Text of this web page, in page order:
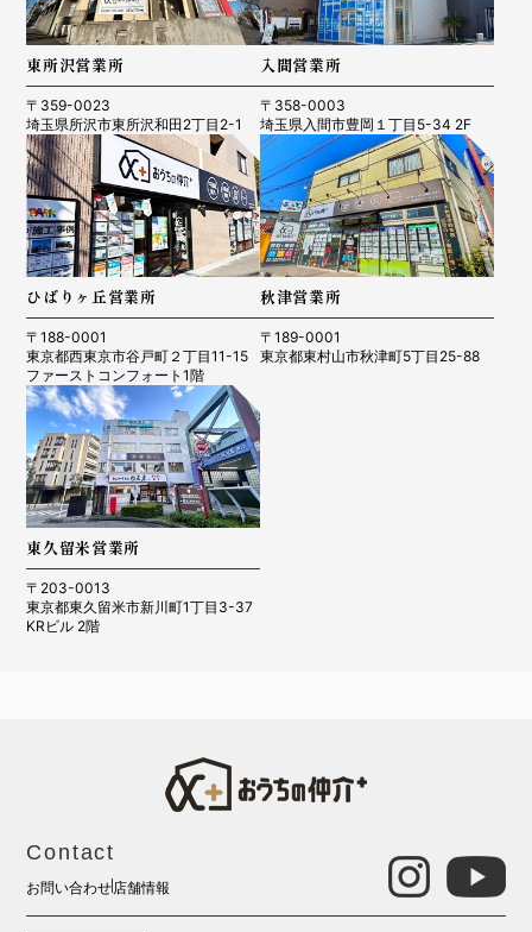
東所沢営業所
〒359-0023
埼玉県所沢市東所沢和田2丁目2-1
入間営業所
〒358-0003
埼玉県入間市豊岡１丁目5-34 2F
ひばりヶ丘営業所
〒188-0001
東京都西東京市谷戸町２丁目11-15
ファーストコンフォート1階
秋津営業所
〒189-0001
東京都東村山市秋津町5丁目25-88
東久留米営業所
〒203-0013
東京都東久留米市新川町1丁目3-37
KRビル 2階
Contact
お問い合わせ店舗情報